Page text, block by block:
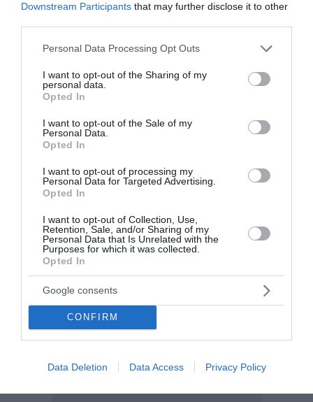
Downstream Participants that may further disclose it to other
Please note that this website/app uses one or more Google
not limited to your visit or usage behaviour. You may click to
grant or deny consent to Google and its third-party tags to
use your data for below specified purposes in below Google
consent section.
Personal Data Processing Opt Outs
I want to opt-out of the Sharing of my
personal data.
Opted In
I want to opt-out of the Sale of my
Personal Data.
Opted In
I want to opt-out of processing my
Personal Data for Targeted Advertising.
Opted In
I want to opt-out of Collection, Use,
Retention, Sale, and/or Sharing of my
Personal Data that Is Unrelated with the
Purposes for which it was collected.
Opted In
Google consents
CONFIRM
Data Deletion Data Access Privacy Policy
Υπεγράφη η συμφωνία με τη
γαλλική εταιρεία «Meridiam»
για την ηλεκτρική διασύνδεση
Ελλάδας-Κύπρου (Photos)
Υπεγράφη στο Μέγαρο Μάξιμου η συμφωνία για
είσοδο του γαλλικού επενδυτικού ομίλου «Meridiam»,
ως πλειοψηφικού μετόχου στην εταιρεία Great Sea
Interconnector (GSI), η οποία θα αναλάβει την
ανάπτυξη του έργου της...
18:17 | 05 Αυγούστου 2026 Πολιτική